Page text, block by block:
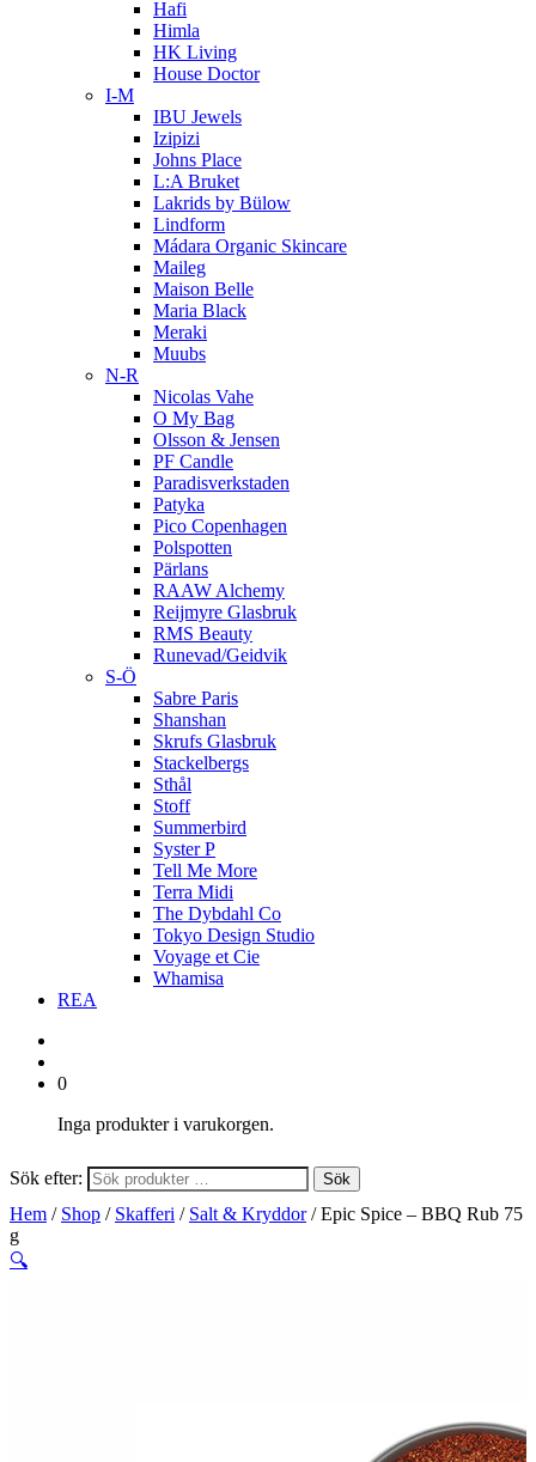
Hafi
Himla
HK Living
House Doctor
I-M
IBU Jewels
Izipizi
Johns Place
L:A Bruket
Lakrids by Bülow
Lindform
Mádara Organic Skincare
Maileg
Maison Belle
Maria Black
Meraki
Muubs
N-R
Nicolas Vahe
O My Bag
Olsson & Jensen
PF Candle
Paradisverkstaden
Patyka
Pico Copenhagen
Polspotten
Pärlans
RAAW Alchemy
Reijmyre Glasbruk
RMS Beauty
Runevad/Geidvik
S-Ö
Sabre Paris
Shanshan
Skrufs Glasbruk
Stackelbergs
Sthål
Stoff
Summerbird
Syster P
Tell Me More
Terra Midi
The Dybdahl Co
Tokyo Design Studio
Voyage et Cie
Whamisa
REA
0
Inga produkter i varukorgen.
Sök efter: Sök
Hem / Shop / Skafferi / Salt & Kryddor/ Epic Spice – BBQ Rub 75
g
🔍